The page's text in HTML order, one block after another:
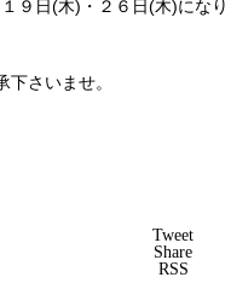
９日(木)・２６日(木)にな
さいませ。
Tweet
Share
RSS